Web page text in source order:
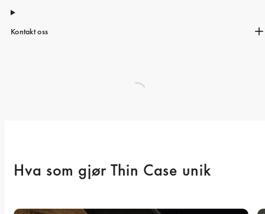
Kontakt oss
Hva som gjør Thin Case unik